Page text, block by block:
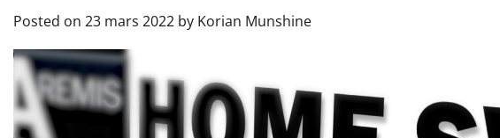
Posted on 23 mars 2022 by Korian Munshine